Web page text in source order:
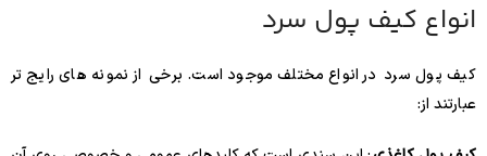
انواع کیف پول سرد
کیف پول سرد در انواع مختلف موجود است. برخی از نمونه های رایج تر
عبارتند از: